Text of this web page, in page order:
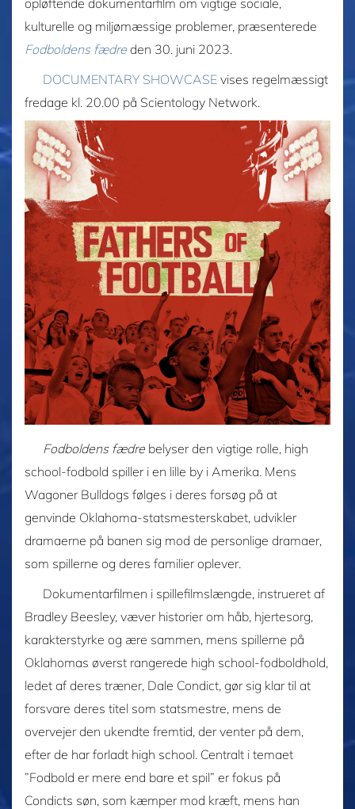
kulturelle og miljømæssige problemer, præsenterede
Fodboldens fædre den 30. juni 2023.
DOCUMENTARY SHOWCASE vises regelmæssigt
fredage kl. 20.00 på Scientology Network.
Fodboldens fædrebelyser den vigtige rolle, high
school-fodbold spiller i en lille by i Amerika. Mens
Wagoner Bulldogs følges i deres forsøg på at
genvinde Oklahoma-statsmesterskabet, udvikler
dramaerne på banen sig mod de personlige dramaer,
som spillerne og deres familier oplever.
Dokumentarfilmen i spillefilmslængde, instrueret af
Bradley Beesley, væver historier om håb, hjertesorg,
karakterstyrke og ære sammen, mens spillerne på
Oklahomas øverst rangerede high school-fodboldhold,
ledet af deres træner, Dale Condict, gør sig klar til at
forsvare deres titel som statsmestre, mens de
overvejer den ukendte fremtid, der venter på dem,
efter de har forladt high school. Centralt i temaet
”Fodbold er mere end bare et spil” er fokus på
Condicts søn, som kæmper mod kræft, mens han